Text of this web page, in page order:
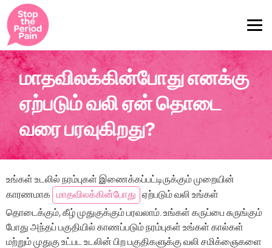
மாதவிலக்கின்போது எனக்கு
ஏற்படும் வலி ஏன் தொடை
வரை பரவுகிறது?
உங்கள் உடலில் நரம்புகள் இணைக்கப்பட்டிருக்கும் முறையின்
காரணமாக மாதவிலக்கின்போது ஏற்படும் வலி உங்கள்
தொடைக்கும், கீழ் முதுகுக்கும் பரவலாம். உங்கள் கருப்பை சுருங்கும்
போது அந்தப் பகுதியில் காணப்படும் நரம்புகள் உங்கள் கால்கள்
மற்றும் முதுகு உட்பட உடலின் பிற பகுதிகளுக்கு வலி சமிக்ஞைகளை